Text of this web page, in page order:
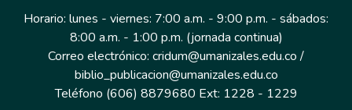
Horario: lunes - viernes: 7:00 a.m. - 9:00 p.m. - sábados:
8:00 a.m. - 1:00 p.m. (jornada continua)
Correo electrónico: cridum@umanizales.edu.co /
biblio_publicacion@umanizales.edu.co
Teléfono (606) 8879680 Ext: 1228 - 1229